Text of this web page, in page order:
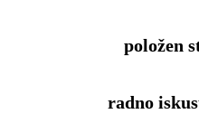
položen
radno